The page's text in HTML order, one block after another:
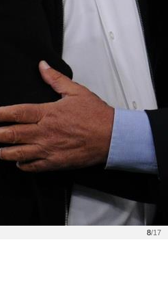
8/17